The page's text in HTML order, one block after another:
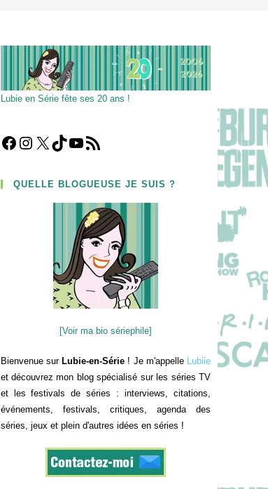
Lubie en Série fête ses 20 ans !
Facebook
Instagram
X TikTokYouTube
Flux RSS
QUELLE BLOGUEUSE JE SUIS ?
[Voir ma bio sériephile]
Bienvenue sur Lubie-en-Série ! Je m'appelle Lubiie
et découvrez mon blog spécialisé sur les séries TV
et les festivals de séries : interviews, citations,
événements, festivals, critiques, agenda des
séries, jeux et plein d'autres idées en séries !